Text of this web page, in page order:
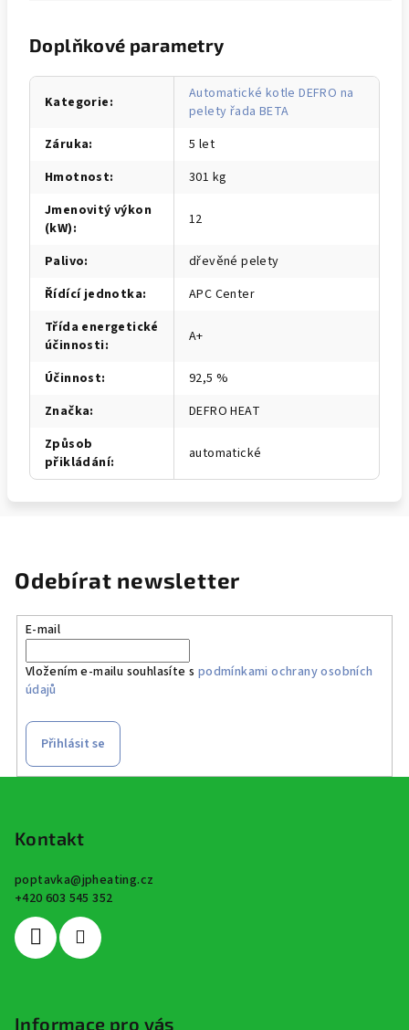
Doplňkové parametry
Kategorie:
Automatické kotle DEFRO na
pelety řada BETA
Záruka:
5 let
Hmotnost:
301 kg
Jmenovitý výkon
(kW): 12
Palivo:
dřevěné pelety
Řídící jednotka:
APC Center
Třída energetické
účinnosti: A+
Účinnost:
92,5 %
Značka:
DEFRO HEAT
Způsob
přikládání: automatické
Odebírat newsletter
E-mail
Vložením e-mailu souhlasíte s podmínkami ochrany osobních
údajů
Přihlásit se
Kontakt
poptavka@jpheating.cz
+420 603 545 352
Informace pro vás